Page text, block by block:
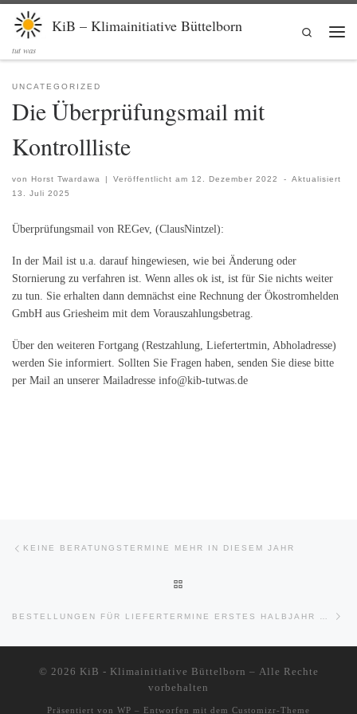
Zum Inhalt springen
KiB – Klimainitiative Büttelborn
tut was
Search
UNCATEGORIZED
Die Überprüfungsmail mit
Kontrollliste
von Horst Twardawa | Veröffentlicht am 12. Dezember 2022 -
Aktualisiert
13. Juli 2025
Überprüfungsmail von REGev, (ClausNintzel):
In der Mail ist u.a. darauf hingewiesen, wie bei Änderung oder
Stornierung zu verfahren ist. Wenn alles ok ist, ist für Sie nichts weiter
zu tun. Sie erhalten dann demnächst eine Rechnung der Ökostromhelden
GmbH aus Griesheim mit dem Vorauszahlungsbetrag.
Über den weiteren Fortgang (Restzahlung, Liefertertmin, Abholadresse)
werden Sie informiert. Sollten Sie Fragen haben, senden Sie diese bitte
per Mail an unserer Mailadresse info@kib-tutwas.de
Beitragsnavigation
KEINE BERATUNGSTERMINE MEHR IN DIESEM JAHR
© 2026 KiB - Klimainitiative Büttelborn – Alle Rechte
vorbehalten
Präsentiert von WP – Entworfen mit dem Customizr-Theme